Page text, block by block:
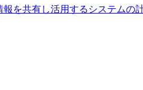
報を共有し活用するシステムの